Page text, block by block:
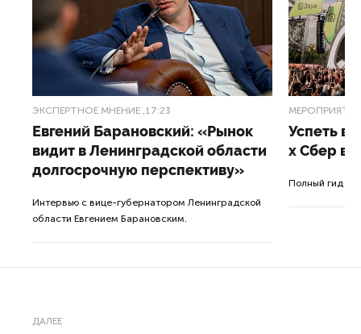
ЭКСПЕРТНОЕ МНЕНИЕ ,17:23
Евгений Барановский: «Рынок
видит в Ленинградской области
долгосрочную перспективу»
Интервью с вице-губернатором Ленинградской
области Евгением Барановским.
МЕРОПРИЯТИЯ
Успеть
x Сбер в
Полный гид по
ДАЛЕЕ